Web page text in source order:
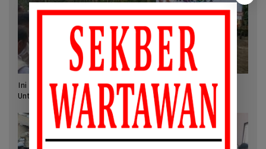
Ini Kata Sekjen/Plt. Ketum SWI pada Kick Off Pers Mengabdi
Untuk Negeri